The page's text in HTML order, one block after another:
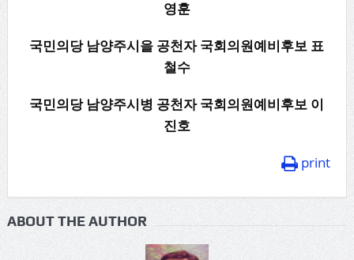
영훈
국민의당 남양주시을 공천자 국회의원예비후보 표
철수
국민의당 남양주시병 공천자 국회의원예비후보 이
진호
print
ABOUT THE AUTHOR